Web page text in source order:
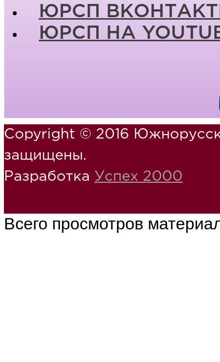
ЮРСП
ЮРСП НА
Copyright © 2016
защищены.
Разработка Успех 2000
Всего просмотров